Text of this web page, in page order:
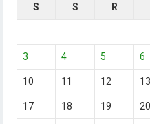
S
S R
3 4 5 6
10 11 12 13
17 18 19 20